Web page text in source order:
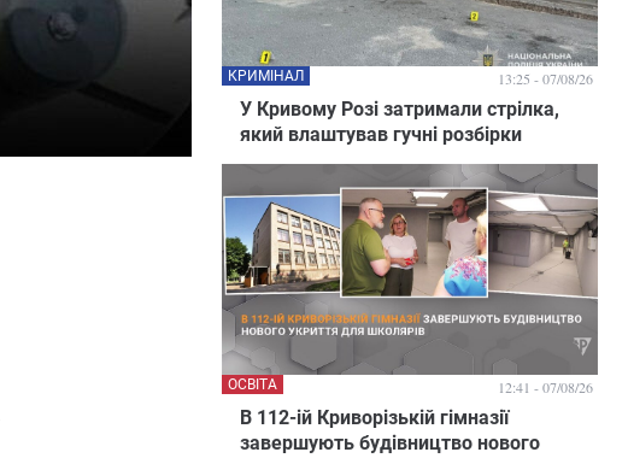
У Кривому Розі затримали стрілка,
який влаштував гучні розбірки
КРИМІНАЛ 13:25 - 07/08/26
В 112-ій Криворізькій гімназії
завершують будівництво нового
ОСВІТА 12:41 - 07/08/26